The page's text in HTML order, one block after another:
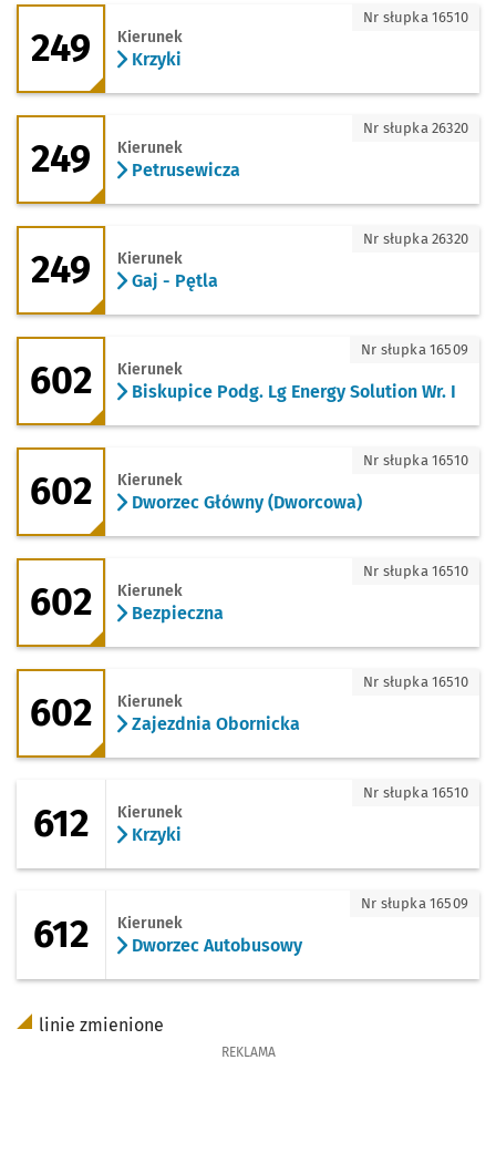
249 - kierunek Krzyki
249 Kierunek
Krzyki
Nr słupka 16510
249 - kierunek Petrusewicza
249 Kierunek
Petrusewicza
Nr słupka 26320
249 - kierunek Gaj - Pętla
249 Kierunek
Gaj - Pętla
Nr słupka 26320
602 - kierunek Biskupice Podg. Lg
602 Kierunek
Biskupice Podg. Lg Energy Solution Wr. I
Nr słupka 16509
602 - kierunek Dworzec Główny
602 Kierunek
Dworzec Główny (Dworcowa)
Nr słupka 16510
602 - kierunek Bezpieczna
602 Kierunek
Bezpieczna
Nr słupka 16510
602 - kierunek Zajezdnia Obornicka
602 Kierunek
Zajezdnia Obornicka
Nr słupka 16510
612 Kierunek
Krzyki
Nr słupka 16510
612 - kierunek Dworzec Autobusowy
612 Kierunek
Dworzec Autobusowy
Nr słupka 16509
linie zmienione
REKLAMA